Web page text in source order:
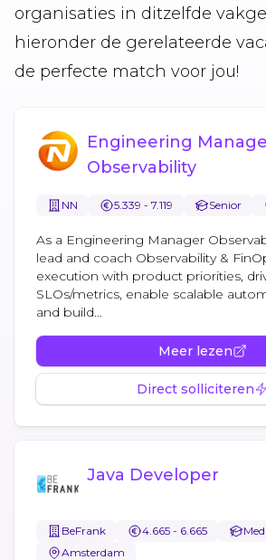
organisaties in ditzelfde
hieronder de gerelateerde
de perfecte match voor jou!
Engineering
Observability
NN 5.339 - 7.119 Senior
As a Engineering Manager
lead and coach Observability &
execution with product priorities,
SLOs/metrics, enable scalable
and build...
Meer lezen
Direct solliciteren
Java Developer
BeFrank 4.665 - 6.665
Amsterdam